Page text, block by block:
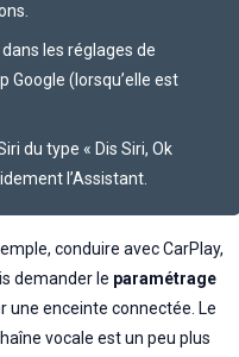
les réglages de
Google (lorsqu’elle est
du type « Dis Siri, Ok
l’Assistant.
conduire avec CarPlay,
demander le paramétrage
une enceinte connectée. Le
vocale est un peu plus